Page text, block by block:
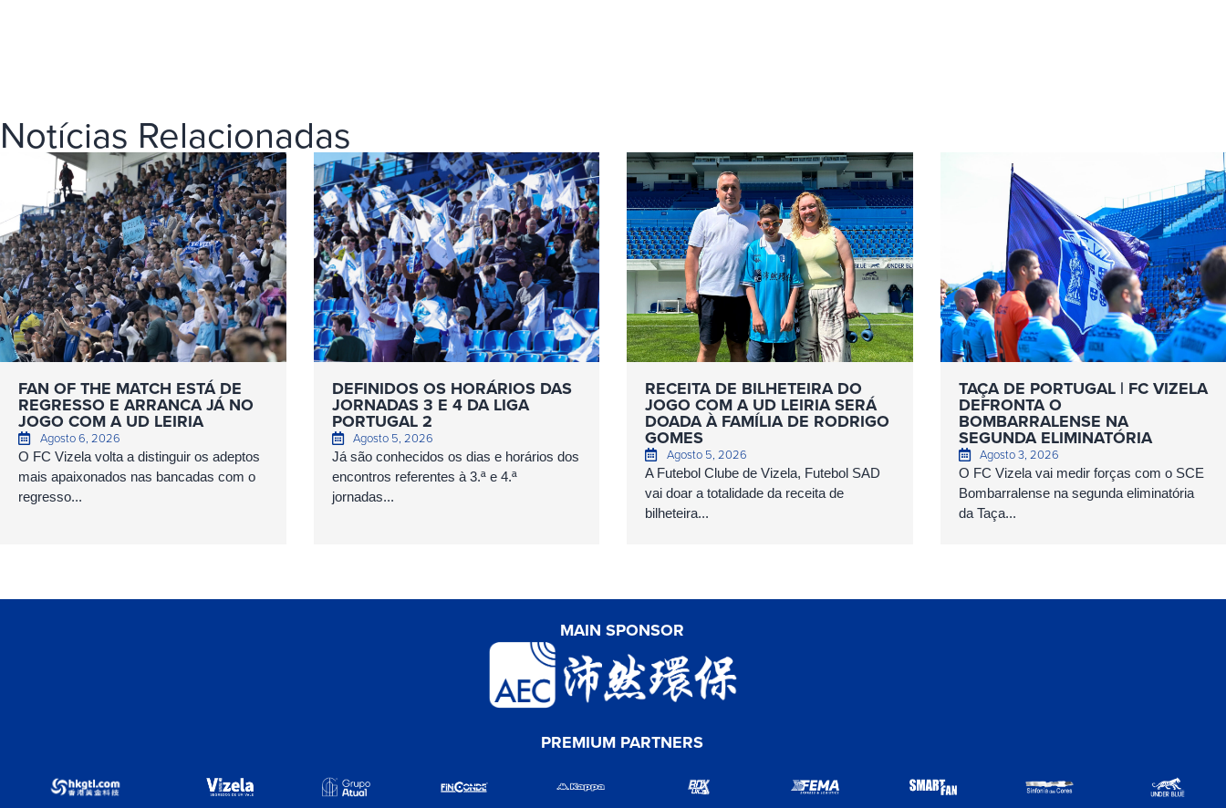
Notícias Relacionadas
FAN OF THE MATCH ESTÁ DE
REGRESSO E ARRANCA JÁ NO
JOGO COM A UD LEIRIA
Agosto 6, 2026
O FC Vizela volta a distinguir os adeptos
mais apaixonados nas bancadas com o
regresso...
DEFINIDOS OS HORÁRIOS DAS
JORNADAS 3 E 4 DA LIGA
PORTUGAL 2
Agosto 5, 2026
Já são conhecidos os dias e horários dos
encontros referentes à 3.ª e 4.ª
jornadas...
RECEITA DE BILHETEIRA DO
JOGO COM A UD LEIRIA SERÁ
DOADA À FAMÍLIA DE RODRIGO
GOMES
Agosto 5, 2026
A Futebol Clube de Vizela, Futebol SAD
vai doar a totalidade da receita de
bilheteira...
TAÇA DE PORTUGAL | FC VIZELA
DEFRONTA O
BOMBARRALENSE NA
SEGUNDA ELIMINATÓRIA
Agosto 3, 2026
O FC Vizela vai medir forças com o SCE
Bombarralense na segunda eliminatória
da Taça...
MAIN SPONSOR
PREMIUM PARTNERS